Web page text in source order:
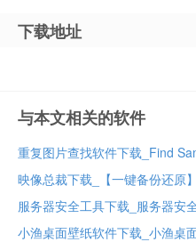
下载地址
与本文相关的软件
服务器安全工具下载_服务器安
小渔桌面壁纸软件下载_小渔桌